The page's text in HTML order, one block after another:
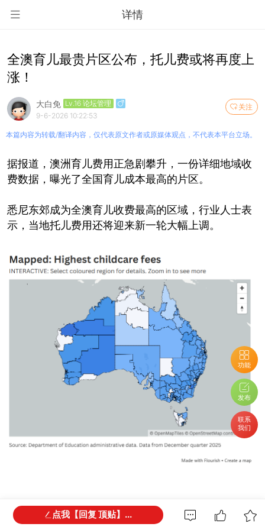
详情
功能
发布
联系
我们
全澳育儿最贵片区公布，托儿费或将再度上
涨！
关注
大白免 Lv.16 论坛管理
9-6-2026 10:22:53
本篇内容为转载/翻译内容，仅代表原文作者或原媒体观点，不代表本平台立场。
据报道，澳洲育儿费用正急剧攀升，一份详细地域收
费数据，曝光了全国育儿成本最高的片区。
悉尼东郊成为全澳育儿收费最高的区域，行业人士表
示，当地托儿费用还将迎来新一轮大幅上调。
Mosman、Manly，以及墨尔本优质学区所在的
点我【回复 顶贴】...